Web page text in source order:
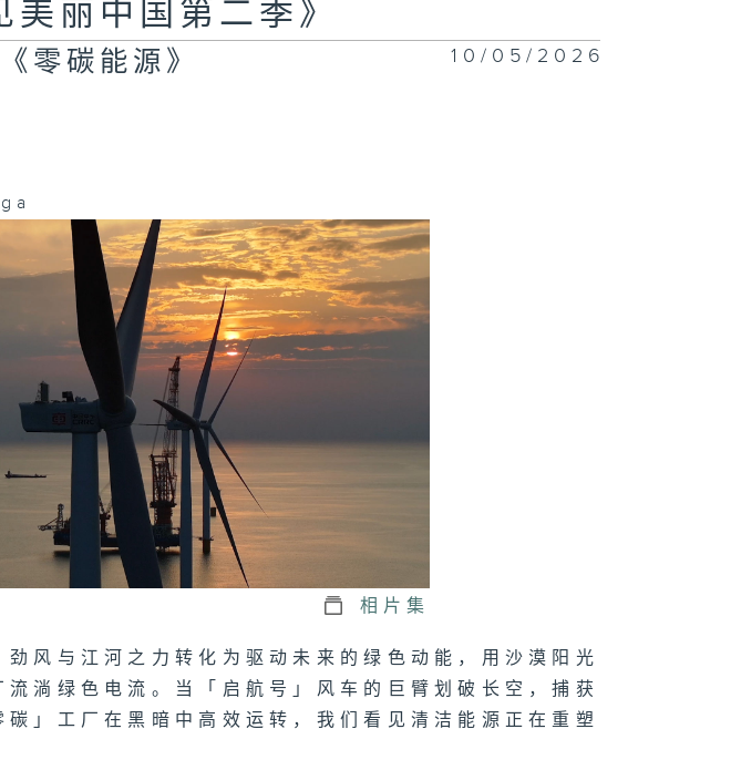
美丽中国第二季》
零碳能源》 10/05/2026
相片集
风与江河之力转化为驱动未来的绿色动能，用沙漠阳光
淌绿色电流。当「启航号」风车的巨臂划破长空，捕获
碳」工厂在黑暗中高效运转，我们看见清洁能源正在重塑